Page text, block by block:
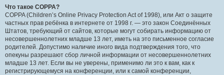
Что такое COPPA?
COPPA (Children’s Online Privacy Protection Act of 1998), или Акт о защите
частных прав ребёнка в интернете от 1998 г. — это закон Соединённых
Штатов, требующий от сайтов, которые могут собирать информацию от
несовершеннолетних младше 13 лет, иметь на это письменное согласие
родителей. Допустимо наличие иного вида подтверждения того, что
опекуны разрешают сбор личной информации от несовершеннолетних
младше 13 лет. Если вы не уверены, применимо ли это к вам, как к
регистрирующемуся на конференции, или к самой конференции,